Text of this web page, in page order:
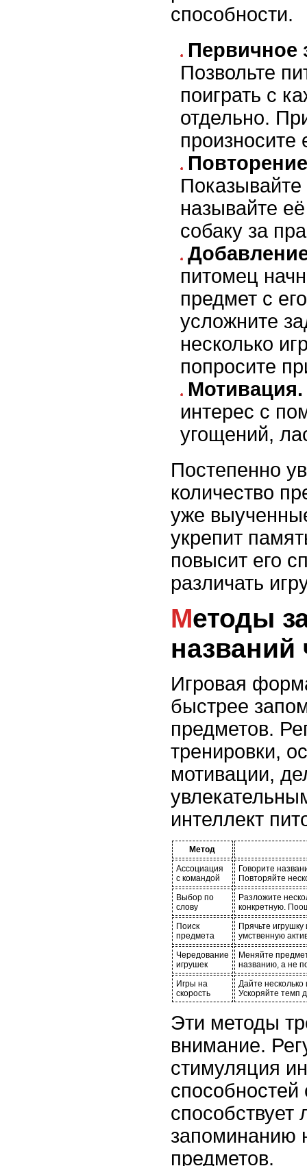
способности.
Первичное
Позвольте
поиграть с
отдельно.
произносите
Показывайте
называйте
собаку за
питомец
предмет с
усложните
несколько
попросите
Мотивация.
интерес с
угощений,
Постепенно
количество
уже
укрепит
повысит его
различать
Методы закрепления
названий
Игровая
быстрее
предметов.
тренировки,
мотивации,
интеллект
Метод
Ассоциация
с командой
Говорите
Повторяйте
Выбор по
слову
Разложите
конкретную.
Поиск
предмета
Прячьте
умственную
Чередование
игрушек
Меняйте
названию, а не
Игры на
скорость
Дайте
Ускоряйте темп
Эти методы
внимание.
стимуляция
способностей
способствует
запоминанию
предметов.